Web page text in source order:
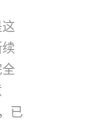
全
已